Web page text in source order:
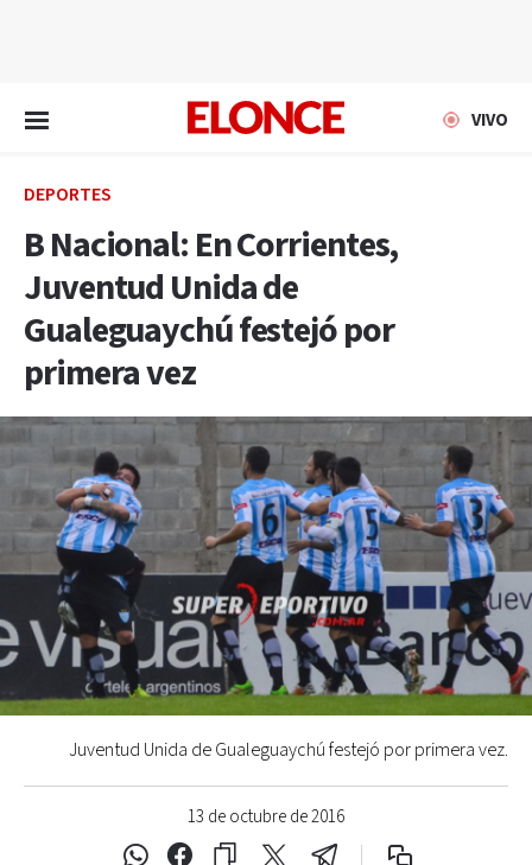
VIVO
DEPORTES
B Nacional: En Corrientes,
Juventud Unida de
Gualeguaychú festejó por
primera vez
13 de octubre de 2016
Juventud Unida de Gualeguaychú festejó por primera vez.